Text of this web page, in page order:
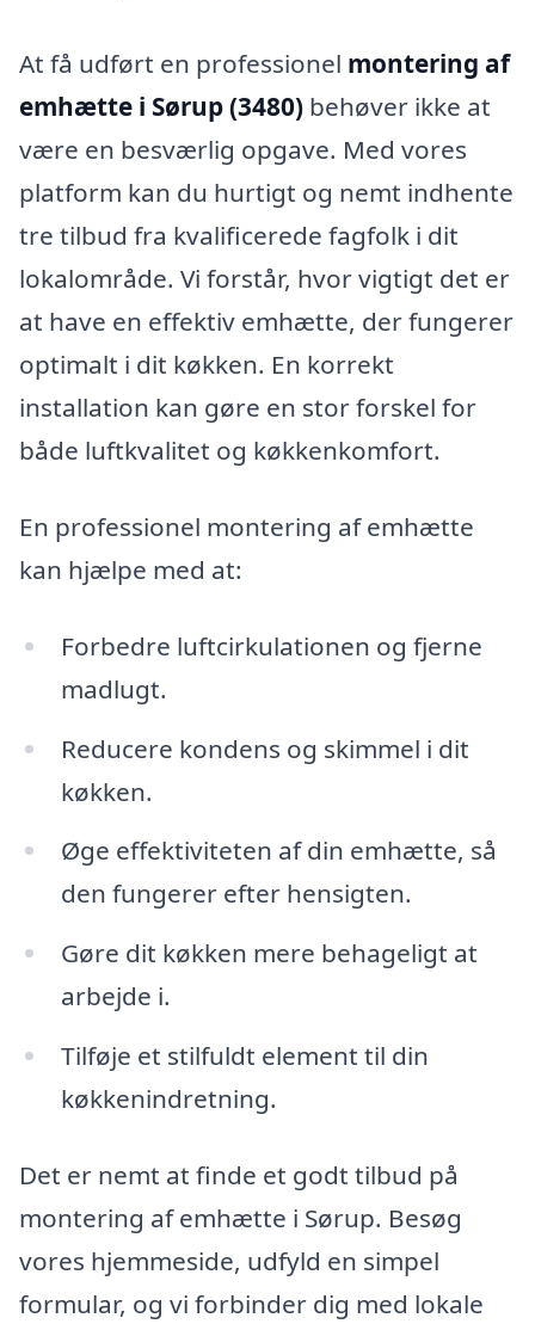
At få udført en professionel montering af
emhætte i Sørup (3480) behøver ikke at
være en besværlig opgave. Med vores
platform kan du hurtigt og nemt indhente
tre tilbud fra kvalificerede fagfolk i dit
lokalområde. Vi forstår, hvor vigtigt det er
at have en effektiv emhætte, der fungerer
optimalt i dit køkken. En korrekt
installation kan gøre en stor forskel for
både luftkvalitet og køkkenkomfort.
En professionel montering af emhætte
kan hjælpe med at:
Forbedre luftcirkulationen og fjerne
madlugt.
Reducere kondens og skimmel i dit
køkken.
Øge effektiviteten af din emhætte, så
den fungerer efter hensigten.
Gøre dit køkken mere behageligt at
arbejde i.
Tilføje et stilfuldt element til din
køkkenindretning.
Det er nemt at finde et godt tilbud på
montering af emhætte i Sørup. Besøg
vores hjemmeside, udfyld en simpel
formular, og vi forbinder dig med lokale